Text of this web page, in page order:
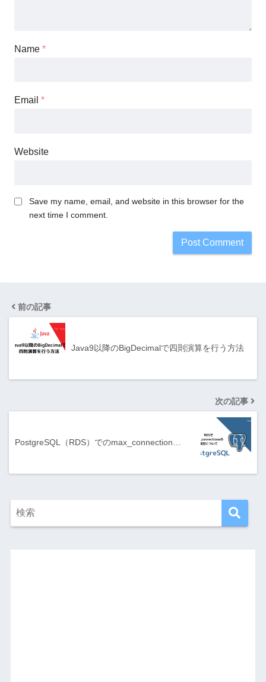
Name *
Email *
Website
Save my name, email, and website in this browser for the
next time I comment.
前の記事
Java9以降のBigDecimalで四則演算を行う方法
次の記事
PostgreSQL（RDS）でのmax_connection…